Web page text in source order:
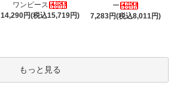
ワンピース
14,290円(税込15,719円)
ー
7,283円(税込8,011円)
もっと見る